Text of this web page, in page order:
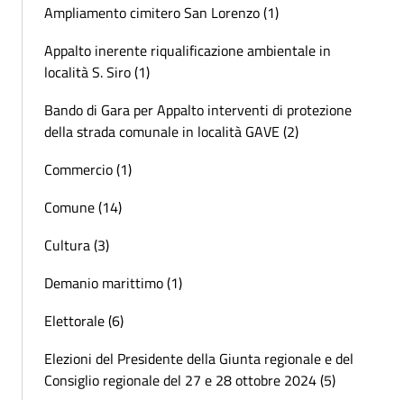
Ampliamento cimitero San Lorenzo (1)
Appalto inerente riqualificazione ambientale in
località S. Siro (1)
Bando di Gara per Appalto interventi di protezione
della strada comunale in località GAVE (2)
Commercio (1)
Comune (14)
Cultura (3)
Demanio marittimo (1)
Elettorale (6)
Elezioni del Presidente della Giunta regionale e del
Consiglio regionale del 27 e 28 ottobre 2024 (5)